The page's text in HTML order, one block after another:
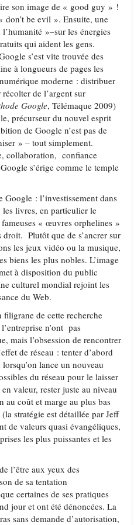
son image de « good guy » !
don’t be evil ». Ensuite, une
»–sur les énergies
qui aident les gens.
s’est vite trouvée des
à longueurs de pages les
moderne : distribuer
de l’argent sur
Google, Télémaque 2009)
précurseur du nouvel esprit
de Google n’est pas de
» – tout simplement.
collaboration, confiance
s’érige comme le temple
Google : l’investissement dans
les livres, en particulier le
« œuvres orphelines »
Plutôt que de s’ancrer sur
les jeux vidéo ou la musique,
biens les plus nobles. L’image
à disposition du public
culturel mondial rejoint les
du Web.
filigrane de cette recherche
n’ont pas
mais l’obsession de rencontrer
de réseau : tenter d’abord
lance un nouveau
du réseau pour le laisser
valeur, rester juste au niveau
au coût et marge au plus bas
stratégie est détaillée par Jeff
de valeurs quasi évangéliques,
les plus puissantes et les
l’être aux yeux des
de sa tentation
certaines de ses pratiques
jour et ont été dénoncées. La
sans demande d’autorisation,